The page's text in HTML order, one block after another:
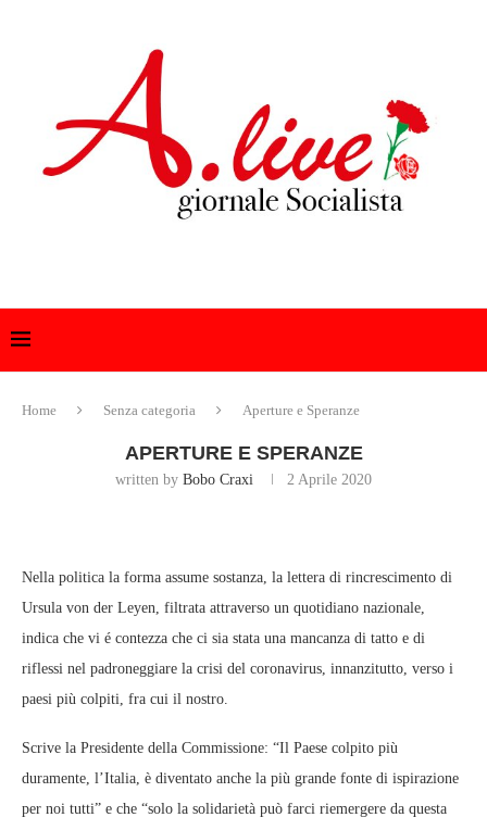
Home Senza categoria Aperture e Speranze
APERTURE E SPERANZE
written by Bobo Craxi 2 Aprile 2020
Nella politica la forma assume sostanza, la lettera di rincrescimento di
Ursula von der Leyen, filtrata attraverso un quotidiano nazionale,
indica che vi é contezza che ci sia stata una mancanza di tatto e di
riflessi nel padroneggiare la crisi del coronavirus, innanzitutto, verso i
paesi più colpiti, fra cui il nostro.
Scrive la Presidente della Commissione: “Il Paese colpito più
duramente, l’Italia, è diventato anche la più grande fonte di ispirazione
per noi tutti” e che “solo la solidarietà può farci riemergere da questa